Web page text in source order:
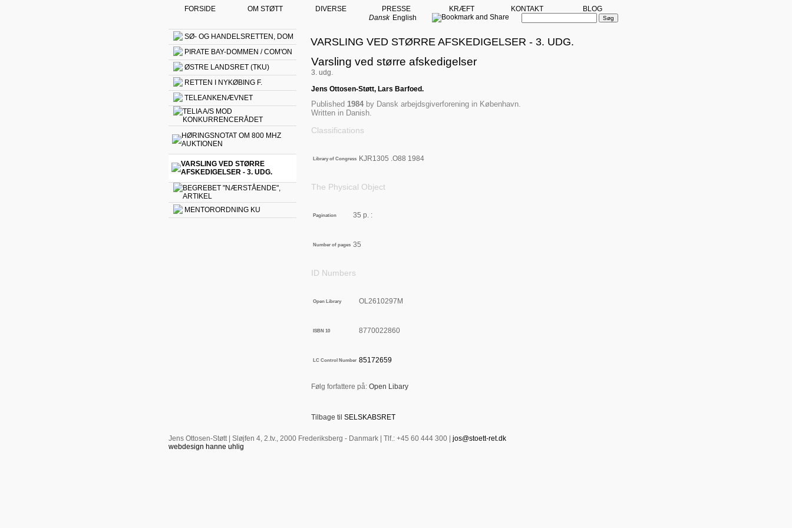
FORSIDE OM STØTT DIVERSE PRESSE KRÆFT KONTAKT
BLOG
Dansk English
SØ- OG HANDELSRETTEN, DOM
PIRATE BAY-DOMMEN / COM'ON
ØSTRE LANDSRET (TKU)
RETTEN I NYKØBING F.
TELEANKENÆVNET
TELIA A/S MOD
KONKURRENCERÅDET
HØRINGSNOTAT OM 800 MHZ
AUKTIONEN
VARSLING VED STØRRE
AFSKEDIGELSER - 3. UDG.
BEGREBET "NÆRSTÅENDE",
ARTIKEL
MENTORORDNING KU
VARSLING VED STØRRE AFSKEDIGELSER - 3. UDG.
Varsling ved større afskedigelser
3. udg.
Jens Ottosen-Støtt, Lars Barfoed.
Published 1984by Dansk arbejdsgiverforeningin København.
Written in Danish.
Classifications
Library of Congress KJR1305 .O88 1984
The Physical Object
Pagination 35 p. :
Number of pages 35
ID Numbers
Open Library OL2610297M
ISBN 10 8770022860
LC Control Number 85172659
Følg forfattere på: Open Libary
Tilbage til SELSKABSRET
Jens Ottosen-Støtt | Sløjfen 4, 2.tv., 2000 Frederiksberg - Danmark | Tlf.: +45 60 444 300 | jos@stoett-ret.dk
webdesign hanne uhlig